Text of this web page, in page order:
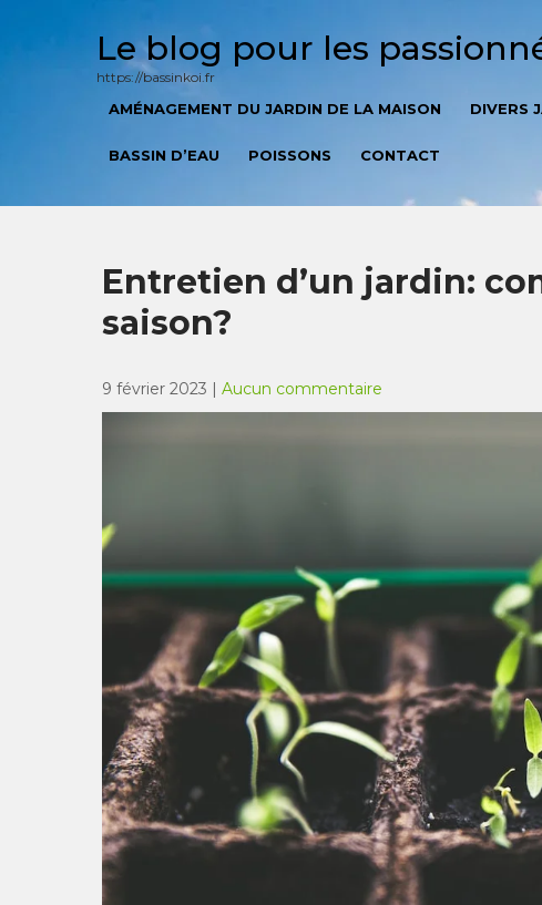
Le blog pour les
https://bassinkoi.fr
AMÉNAGEMENT DU JARDIN DE LA MAISON DIVERS
BASSIN D’EAU POISSONS CONTACT
Entretien d’un jardin:
saison?
9 février 2023 | Aucun commentaire